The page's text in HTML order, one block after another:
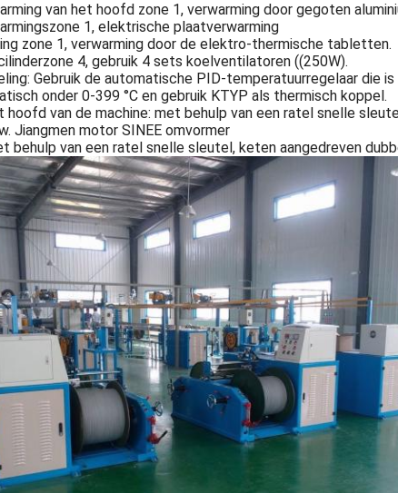
van het hoofd zone 1, verwarming door gegoten
1, elektrische plaatverwarming
zone 1, verwarming door de elektro-thermische tabletten.
4, gebruik 4 sets koelventilatoren ((250W).
Gebruik de automatische PID-temperatuurregelaar die
onder 0-399 °C en gebruik KTYP als thermisch koppel.
hoofd van de machine: met behulp van een ratel snelle
Jiangmen motor SINEE omvormer
behulp van een ratel snelle sleutel, keten aangedreven